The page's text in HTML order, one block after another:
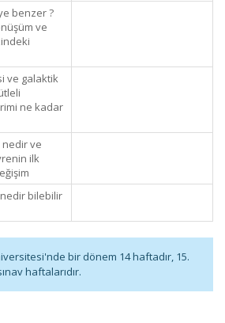
benzer ?
ve
ve galaktik
ne kadar
ve
ilk
bilebilir
bir dönem 14 haftadır, 15.
haftalarıdır.